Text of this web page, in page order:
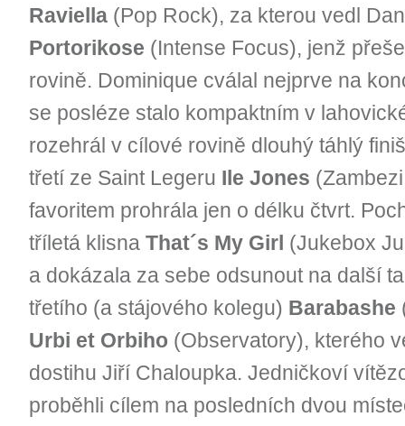
Raviella (Pop Rock), za kterou vedl
Portorikose (Intense Focus), jenž
rovině. Dominique cválal nejprve na
se posléze stalo kompaktním v
rozehrál v cílové rovině dlouhý táhlý
třetí ze Saint Legeru Ile Jones
favoritem prohrála jen o délku čtvrt.
tříletá klisna That´s My Girl (Jukebox
a dokázala za sebe odsunout na další
třetího (a stájového kolegu) Barabashe
Urbi et Orbiho (Observatory), kterého
dostihu Jiří Chaloupka. Jedničkoví
proběhli cílem na posledních dvou